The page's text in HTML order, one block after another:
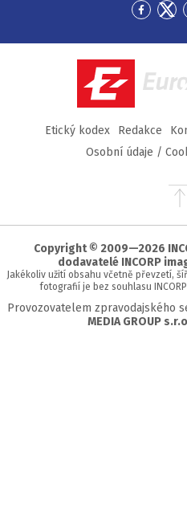
Přejít
Etický kodex Redakce
Osobní údaje /
Copyright © 2009—2026
dodavatelé INCORP
Jakékoliv užití obsahu včetně převzetí,
fotografií je bez souhlasu INCORP
Provozovatelem zpravodajského
MEDIA GROUP